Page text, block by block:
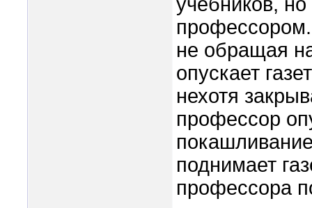
профессором.
не обращая
опускает
нехотя
профессор
поднимает
профессора